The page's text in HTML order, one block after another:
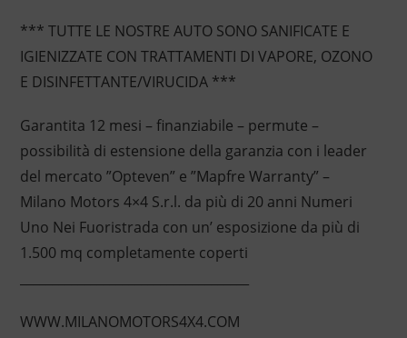
*** TUTTE LE NOSTRE AUTO SONO SANIFICATE E
IGIENIZZATE CON TRATTAMENTI DI VAPORE, OZONO
E DISINFETTANTE/VIRUCIDA ***
Garantita 12 mesi – finanziabile – permute –
possibilità di estensione della garanzia con i leader
del mercato ”Opteven” e ”Mapfre Warranty” –
Milano Motors 4×4 S.r.l. da più di 20 anni Numeri
Uno Nei Fuoristrada con un’ esposizione da più di
1.500 mq completamente coperti
WWW.MILANOMOTORS4X4.COM